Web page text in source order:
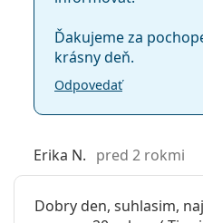
Ďakujeme za
krásny deň.
Odpovedať
Erika N. pred 2 rokmi
Dobry den, suhlasim,